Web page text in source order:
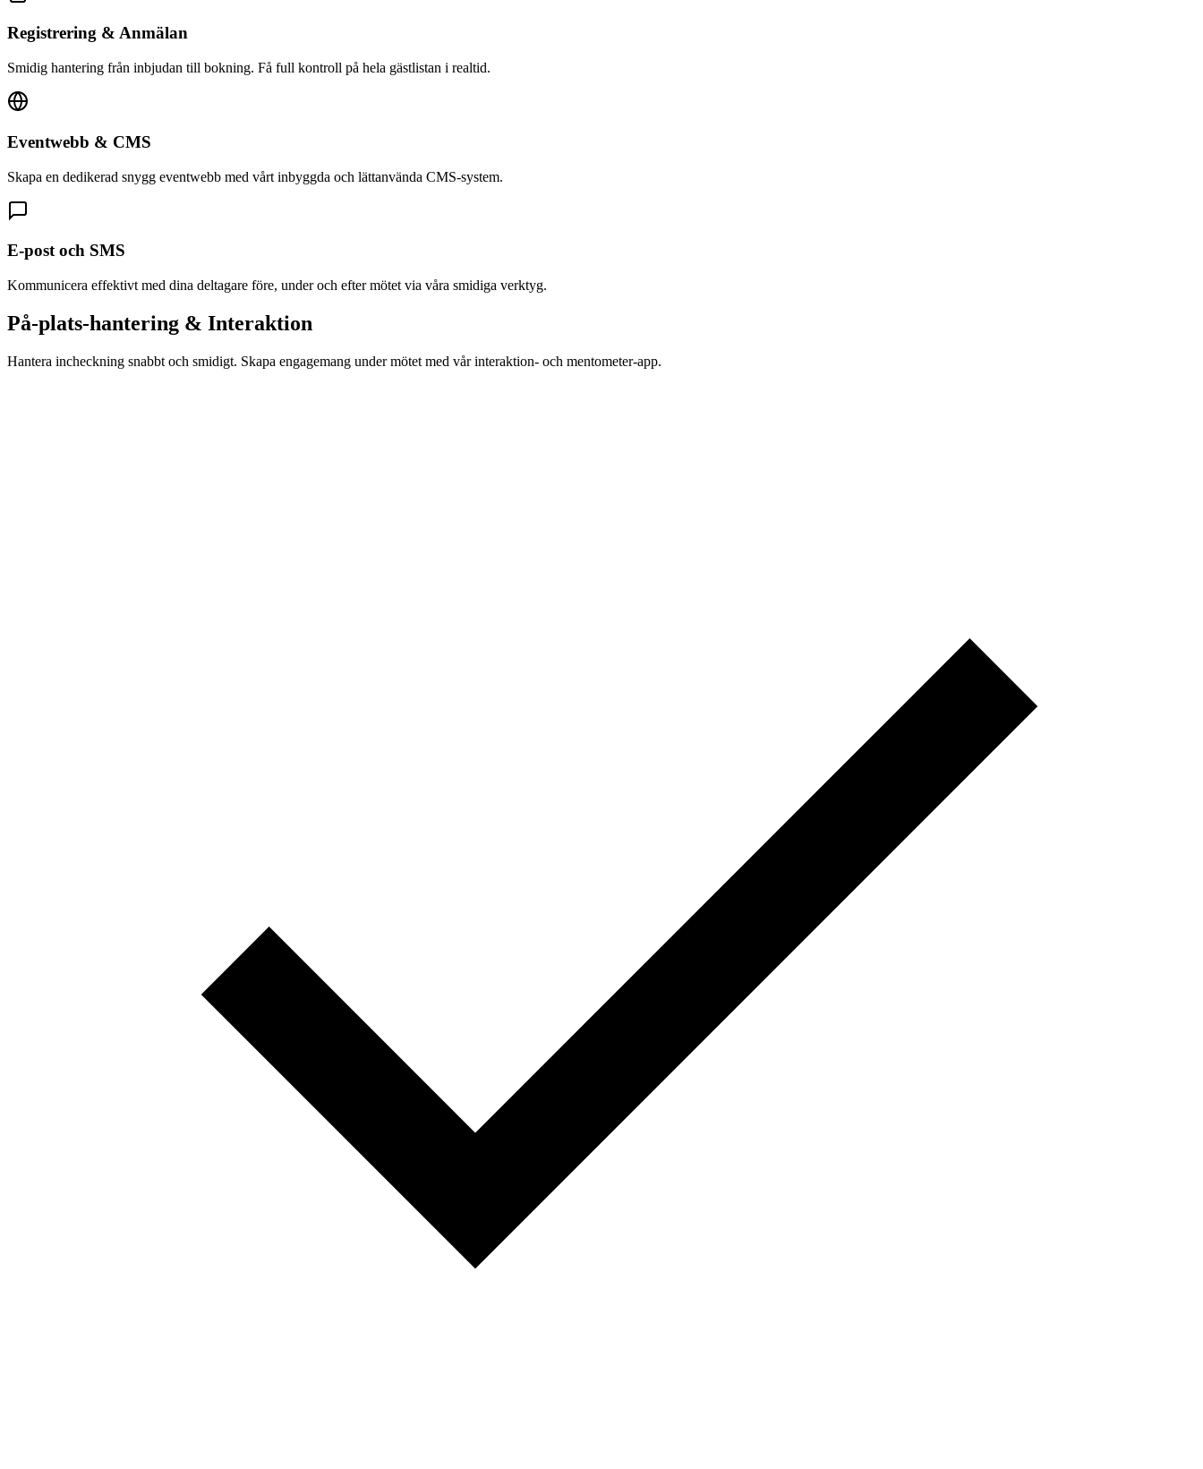
Registrering & Anmälan
Smidig hantering från inbjudan till bokning. Få full kontroll på hela gästlistan i realtid.
Eventwebb & CMS
Skapa en dedikerad snygg eventwebb med vårt inbyggda och lättanvända CMS-system.
E-post och SMS
Kommunicera effektivt med dina deltagare före, under och efter mötet via våra smidiga verktyg.
På-plats-hantering & Interaktion
Hantera incheckning snabbt och smidigt. Skapa engagemang under mötet med vår interaktion- och mentometer-app.